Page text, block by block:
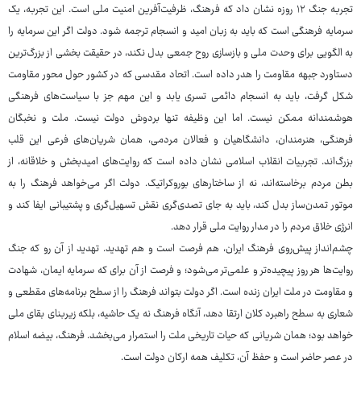
تجربه جنگ ۱۲ روزه نشان داد که فرهنگ، ظرفیت‌آفرین امنیت ملی است. این تجربه، یک
سرمایه فرهنگی است که باید به زبان امید و انسجام ترجمه شود. دولت اگر این سرمایه را
به الگویی برای وحدت ملی و بازسازی روح جمعی بدل نکند، در حقیقت بخشی از بزرگ‌ترین
دستاورد جبهه مقاومت را هدر داده است. اتحاد مقدسی که در کشور حول محور مقاومت
شکل گرفت، باید به انسجام دائمی تسری یابد و این مهم جز با سیاست‌های فرهنگی
هوشمندانه ممکن نیست. اما این وظیفه تنها بردوش دولت نیست. ملت و نخبگان
فرهنگی، هنرمندان، دانشگاهیان و فعالان مردمی، همان شریان‌های فرعی این قلب
بزرگ‌اند. تجربیات انقلاب اسلامی نشان داده است که روایت‌های امیدبخش و خلاقانه، از
بطن مردم برخاسته‌اند، نه از ساختارهای بوروکراتیک. دولت اگر می‌خواهد فرهنگ را به
موتور تمدن‌ساز بدل کند، باید به جای تصدی‌گری نقش تسهیل‌گری و پشتیبانی ایفا کند و
انرژی خلاق مردم را در مدار روایت ملی قرار دهد.
چشم‌انداز پیش‌روی فرهنگ ایران، هم فرصت است و هم تهدید. تهدید از آن رو که جنگ
روایت‌ها هر روز پیچیده‌تر و علمی‌تر می‌شود؛ و فرصت از آن برای که سرمایه ایمان، شهادت
و مقاومت در ملت ایران زنده است. اگر دولت بتواند فرهنگ را از سطح برنامه‌های مقطعی و
شعاری به سطح راهبرد کلان ارتقا دهد، آنگاه فرهنگ نه یک حاشیه، بلکه زیربنای بقای ملی
خواهد بود؛ همان شریانی که حیات تاریخی ملت را استمرار می‌بخشد. فرهنگ، بیضه اسلام
در عصر حاضر است و حفظ آن، تکلیف همه ارکان دولت است.